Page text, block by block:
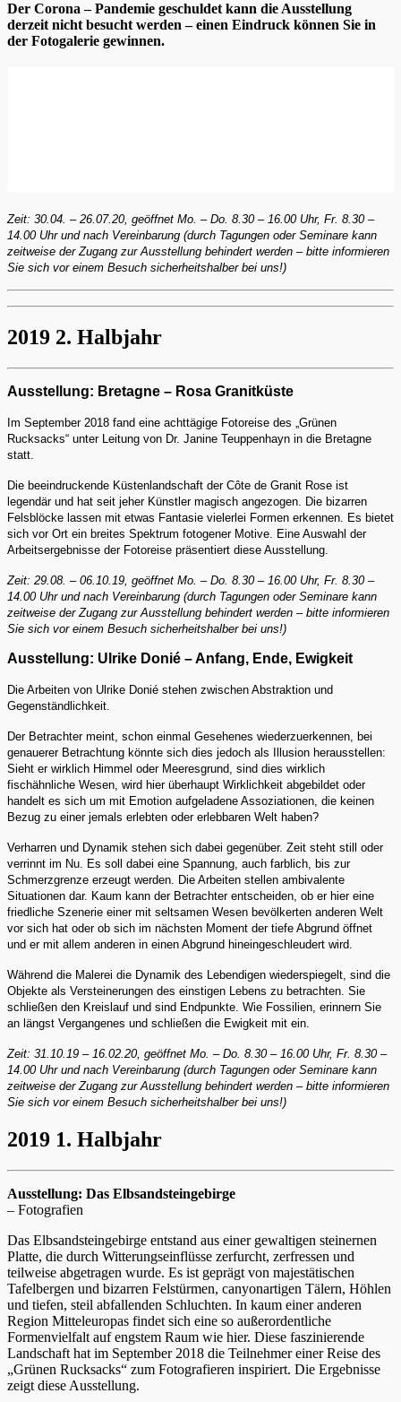
Der Corona – Pandemie geschuldet kann die Ausstellung
derzeit nicht besucht werden – einen Eindruck können Sie in
der Fotogalerie gewinnen.
Zeit: 30.04. – 26.07.20, geöffnet Mo. – Do. 8.30 – 16.00 Uhr, Fr. 8.30 –
14.00 Uhr und nach Vereinbarung (durch Tagungen oder Seminare kann
zeitweise der Zugang zur Ausstellung behindert werden – bitte informieren
Sie sich vor einem Besuch sicherheitshalber bei uns!)
2019 2. Halbjahr
Ausstellung: Bretagne – Rosa Granitküste
Im September 2018 fand eine achttägige Fotoreise des „Grünen
Rucksacks“ unter Leitung von Dr. Janine Teuppenhayn in die Bretagne
statt.
Die beeindruckende Küstenlandschaft der Côte de Granit Rose ist
legendär und hat seit jeher Künstler magisch angezogen. Die bizarren
Felsblöcke lassen mit etwas Fantasie vielerlei Formen erkennen. Es bietet
sich vor Ort ein breites Spektrum fotogener Motive. Eine Auswahl der
Arbeitsergebnisse der Fotoreise präsentiert diese Ausstellung.
Zeit: 29.08. – 06.10.19, geöffnet Mo. – Do. 8.30 – 16.00 Uhr, Fr. 8.30 –
14.00 Uhr und nach Vereinbarung (durch Tagungen oder Seminare kann
zeitweise der Zugang zur Ausstellung behindert werden – bitte informieren
Sie sich vor einem Besuch sicherheitshalber bei uns!)
Ausstellung: Ulrike Donié – Anfang, Ende, Ewigkeit
Die Arbeiten von Ulrike Donié stehen zwischen Abstraktion und
Gegenständlichkeit.
Der Betrachter meint, schon einmal Gesehenes wiederzuerkennen, bei
genauerer Betrachtung könnte sich dies jedoch als Illusion herausstellen:
Sieht er wirklich Himmel oder Meeresgrund, sind dies wirklich
fischähnliche Wesen, wird hier überhaupt Wirklichkeit abgebildet oder
handelt es sich um mit Emotion aufgeladene Assoziationen, die keinen
Bezug zu einer jemals erlebten oder erlebbaren Welt haben?
Verharren und Dynamik stehen sich dabei gegenüber. Zeit steht still oder
verrinnt im Nu. Es soll dabei eine Spannung, auch farblich, bis zur
Schmerzgrenze erzeugt werden. Die Arbeiten stellen ambivalente
Situationen dar. Kaum kann der Betrachter entscheiden, ob er hier eine
friedliche Szenerie einer mit seltsamen Wesen bevölkerten anderen Welt
vor sich hat oder ob sich im nächsten Moment der tiefe Abgrund öffnet
und er mit allem anderen in einen Abgrund hineingeschleudert wird.
Während die Malerei die Dynamik des Lebendigen wiederspiegelt, sind die
Objekte als Versteinerungen des einstigen Lebens zu betrachten. Sie
schließen den Kreislauf und sind Endpunkte. Wie Fossilien, erinnern Sie
an längst Vergangenes und schließen die Ewigkeit mit ein.
Zeit: 31.10.19 – 16.02.20, geöffnet Mo. – Do. 8.30 – 16.00 Uhr, Fr. 8.30 –
14.00 Uhr und nach Vereinbarung (durch Tagungen oder Seminare kann
zeitweise der Zugang zur Ausstellung behindert werden – bitte informieren
Sie sich vor einem Besuch sicherheitshalber bei uns!)
2019 1. Halbjahr
Ausstellung: Das Elbsandsteingebirge
– Fotografien
Das Elbsandsteingebirge entstand aus einer gewaltigen steinernen
Platte, die durch Witterungseinflüsse zerfurcht, zerfressen und
teilweise abgetragen wurde. Es ist geprägt von majestätischen
Tafelbergen und bizarren Felstürmen, canyonartigen Tälern, Höhlen
und tiefen, steil abfallenden Schluchten. In kaum einer anderen
Region Mitteleuropas findet sich eine so außerordentliche
Formenvielfalt auf engstem Raum wie hier. Diese faszinierende
Landschaft hat im September 2018 die Teilnehmer einer Reise des
„Grünen Rucksacks“ zum Fotografieren inspiriert. Die Ergebnisse
zeigt diese Ausstellung.